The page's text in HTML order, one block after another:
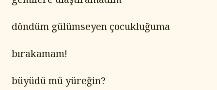
döndüm gülümseyen çocukluğuma
bırakamam!
büyüdü mü yüreğin?